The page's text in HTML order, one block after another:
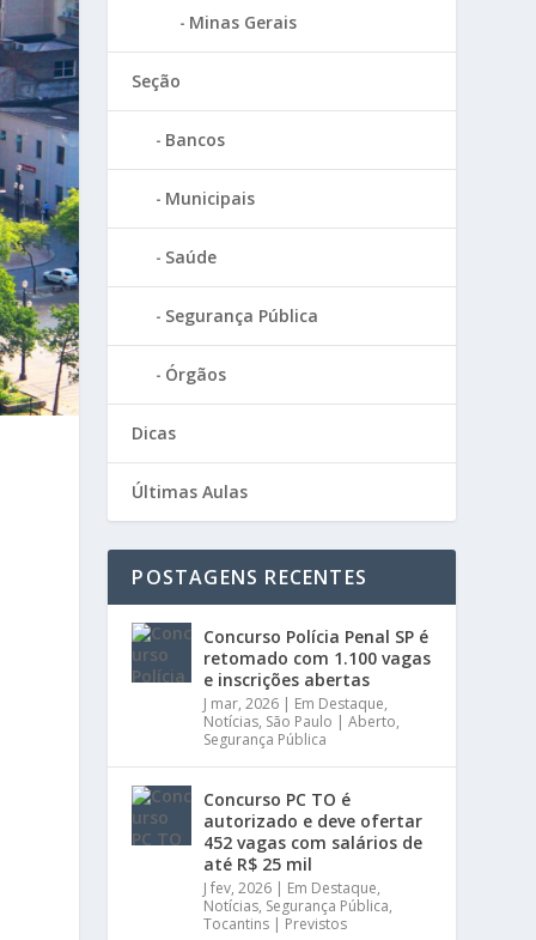
Minas Gerais
Seção
Bancos
Municipais
Saúde
Segurança Pública
Órgãos
Dicas
Últimas Aulas
POSTAGENS RECENTES
Concurso Polícia Penal SP é
retomado com 1.100 vagas
e inscrições abertas
J mar, 2026 | Em Destaque,
Notícias, São Paulo | Aberto,
Segurança Pública
Concurso PC TO é
autorizado e deve ofertar
452 vagas com salários de
até R$ 25 mil
J fev, 2026 | Em Destaque,
Notícias, Segurança Pública,
Tocantins | Previstos